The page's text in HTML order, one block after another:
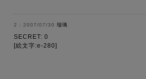
2007/07/30 瑠璃
SECRET: 0
[絵文字:e-280]